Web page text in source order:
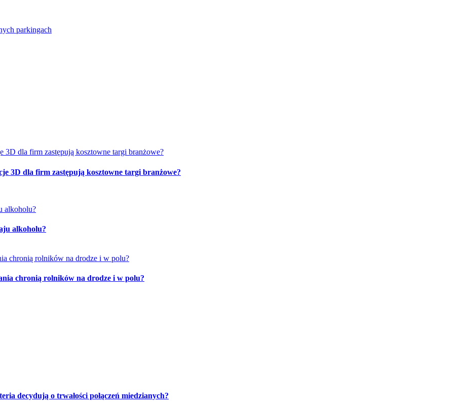
parkingach
3D dla firm zastępują kosztowne targi branżowe?
alkoholu?
chronią rolników na drodze i w polu?
decydują o trwałości połączeń miedzianych?